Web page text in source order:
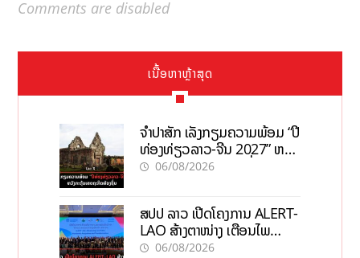
Comments are disabled
ເນື້ອຫາຫຼ້າສຸດ
ຈຳປາສັກ ເລັ່ງກຽມຄວາມພ້ອມ “ປີ
ທ່ອງທ່ຽວລາວ-ຈີນ 2027” ຫວັງ
ກະຕຸ້ນເສດຖະກິດທ້ອງຖິ່ນ
06/08/2026
ສປປ ລາວ ເປີດໂຄງການ ALERT-
LAO ສ້າງຕາໜ່າງ ເຕືອນໄພ
ພະຍາດລະບາດທົ່ວປະເທດ
06/08/2026